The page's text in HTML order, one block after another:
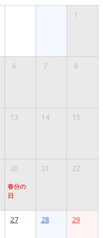
1
6 7 8
13 14 15
20
春分の
日
21 22
27 28 29